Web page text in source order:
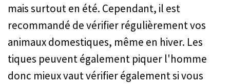
mais surtout en été. Cependant, il est
recommandé de vérifier régulièrement vos
animaux domestiques, même en hiver. Les
tiques peuvent également piquer l'homme
donc mieux vaut vérifier également si vous